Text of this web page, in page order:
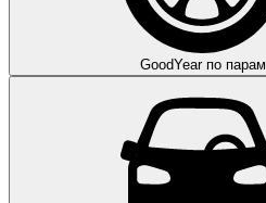
GoodYear по